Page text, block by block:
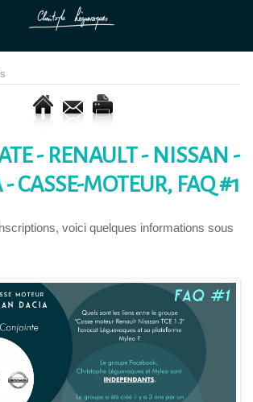
- RENAULT - NISSAN -
- CASSE-MOTEUR, FAQ #1
voici quelques informations sous